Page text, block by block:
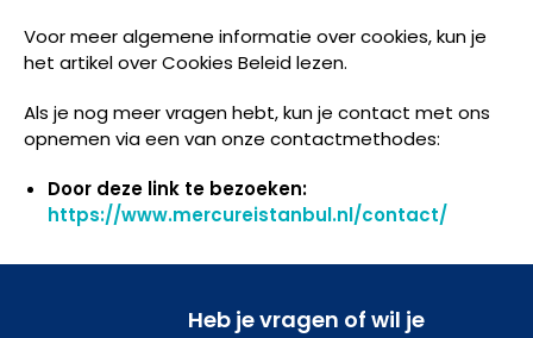
Voor meer algemene informatie over cookies, kun je
het artikel over Cookies Beleid lezen.
Als je nog meer vragen hebt, kun je contact met ons
opnemen via een van onze contactmethodes:
Door deze link te bezoeken:
https://www.mercureistanbul.nl/contact/
Heb je vragen of wil je